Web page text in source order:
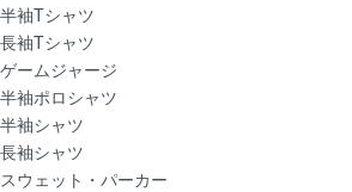
半袖Tシャツ
長袖Tシャツ
ゲームジャージ
半袖ポロシャツ
半袖シャツ
長袖シャツ
スウェット・パーカー